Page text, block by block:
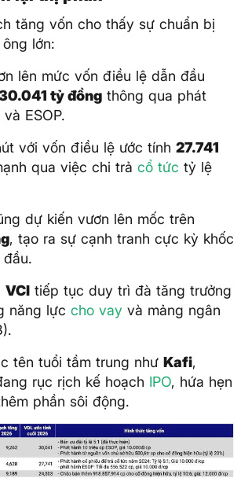
tăng vốn cho thấy sự chuẩn bị
lớn:
lên mức vốn điều lệ dẫn đầu
tỷ đồng thông qua phát
ESOP.
với vốn điều lệ ước tính 27.741
qua việc chi trả cổ tức tỷ lệ
dự kiến vươn lên mốc trên
, tạo ra sự cạnh tranh cực kỳ khốc
VCI tiếp tục duy trì đà tăng trưởng
năng lực cho vay và mảng ngân
tên tuổi tầm trung như Kafi,
rục rịch kế hoạch IPO, hứa hẹn
phần sôi động.